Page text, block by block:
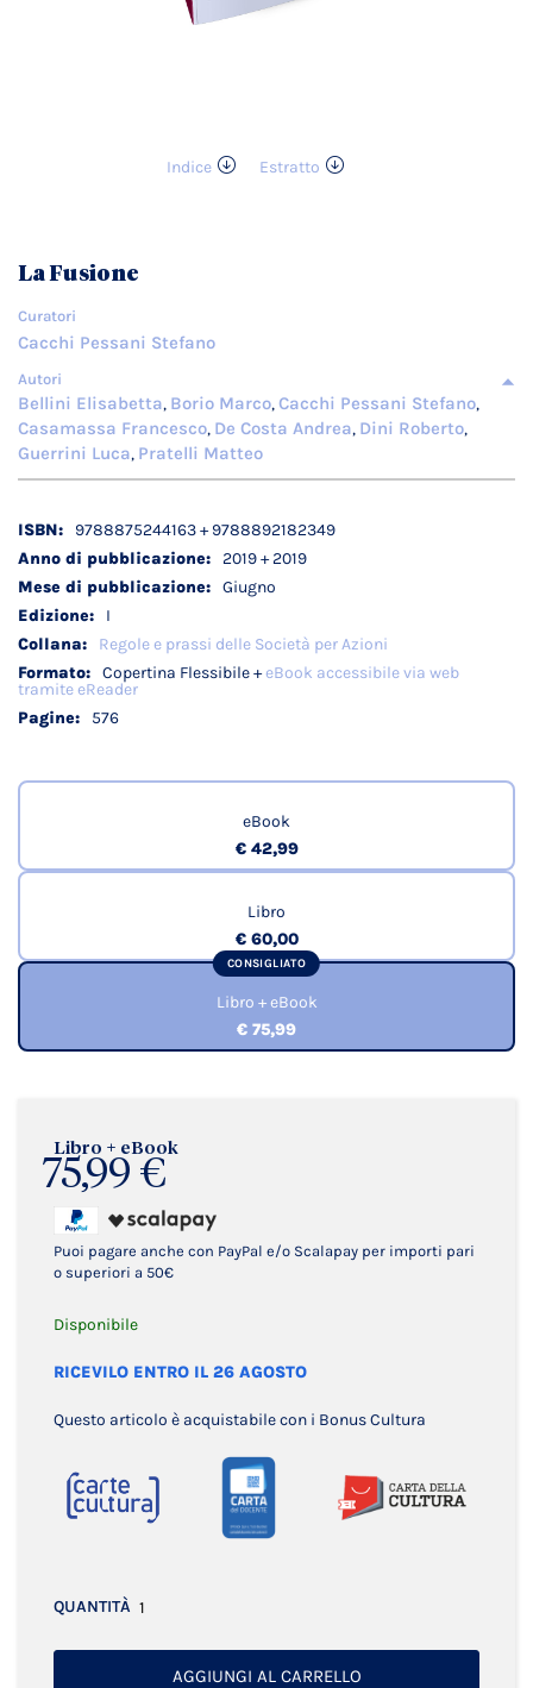
Indice
Estratto
galleria
di
immagini
Libro + eBook
75,99 €
Puoi pagare anche con PayPal e/o Scalapay per importi pari
o superiori a 50€
Disponibile
RICEVILO ENTRO IL 26 AGOSTO
Questo articolo è acquistabile con i Bonus Cultura
QUANTITÀ
AGGIUNGI AL CARRELLO
La Fusione
Curatori
Cacchi Pessani Stefano
Autori
Bellini Elisabetta, Borio Marco,Cacchi Pessani Stefano,
Casamassa Francesco, De Costa Andrea, Dini Roberto,
Guerrini Luca, Pratelli Matteo
Dettagli
tecnici
9788875244163 + 9788892182349
2019 + 2019
Giugno
I
Regole e prassi delle Società per Azioni
Copertina Flessibile +eBook accessibile via web
tramite eReader
576
eBook
€ 42,99
Libro
€ 60,00
CONSIGLIATO
Libro + eBook
€ 75,99